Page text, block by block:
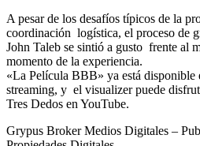
A pesar de los desafíos típicos de la
coordinación logística, el proceso de
John Taleb se sintió a gusto frente al
momento de la experiencia.
«La Película BBB» ya está disponible
streaming, y el visualizer puede
Tres Dedos en YouTube.
Grypus Broker Medios Digitales –